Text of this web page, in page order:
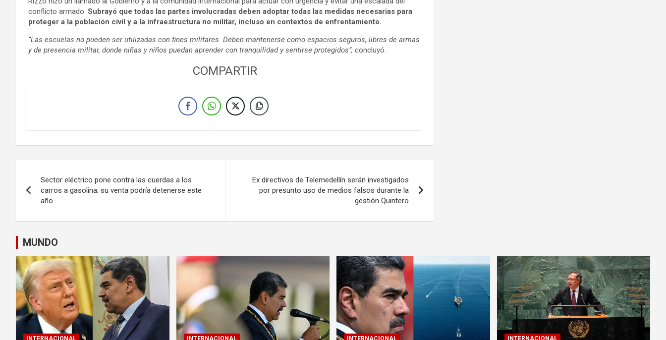
conflicto armado. Subrayó que todas las partes involucradas deben adoptar todas las medidas necesarias para
proteger a la población civil y a la infraestructura no militar, incluso en contextos de enfrentamiento.
“Las escuelas no pueden ser utilizadas con fines militares. Deben mantenerse como espacios seguros, libres de armas
y de presencia militar, donde niñas y niños puedan aprender con tranquilidad y sentirse protegidos”, concluyó.
COMPARTIR
de
Sector eléctrico pone contra las cuerdas a los
carros a gasolina; su venta podría detenerse este
año
Ex directivos de Telemedellín serán investigados
por presunto uso de medios falsos durante la
gestión Quintero
MUNDO
INTERNACIONAL INTERNACIONAL INTERNACIONAL INTERNACIONAL